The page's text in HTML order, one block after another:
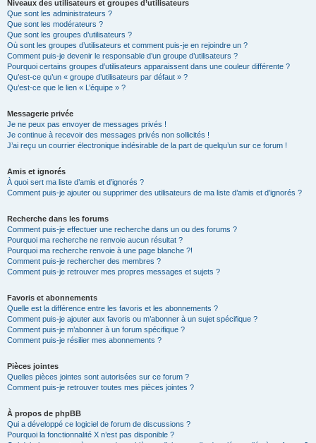
Niveaux des utilisateurs et groupes d’utilisateurs
Que sont les administrateurs ?
Que sont les modérateurs ?
Que sont les groupes d’utilisateurs ?
Où sont les groupes d’utilisateurs et comment puis-je en rejoindre un ?
Comment puis-je devenir le responsable d’un groupe d’utilisateurs ?
Pourquoi certains groupes d’utilisateurs apparaissent dans une couleur différente ?
Qu’est-ce qu’un « groupe d’utilisateurs par défaut » ?
Qu’est-ce que le lien « L’équipe » ?
Messagerie privée
Je ne peux pas envoyer de messages privés !
Je continue à recevoir des messages privés non sollicités !
J’ai reçu un courrier électronique indésirable de la part de quelqu’un sur ce forum !
Amis et ignorés
À quoi sert ma liste d’amis et d’ignorés ?
Comment puis-je ajouter ou supprimer des utilisateurs de ma liste d’amis et d’ignorés ?
Recherche dans les forums
Comment puis-je effectuer une recherche dans un ou des forums ?
Pourquoi ma recherche ne renvoie aucun résultat ?
Pourquoi ma recherche renvoie à une page blanche ?!
Comment puis-je rechercher des membres ?
Comment puis-je retrouver mes propres messages et sujets ?
Favoris et abonnements
Quelle est la différence entre les favoris et les abonnements ?
Comment puis-je ajouter aux favoris ou m’abonner à un sujet spécifique ?
Comment puis-je m’abonner à un forum spécifique ?
Comment puis-je résilier mes abonnements ?
Pièces jointes
Quelles pièces jointes sont autorisées sur ce forum ?
Comment puis-je retrouver toutes mes pièces jointes ?
À propos de phpBB
Qui a développé ce logiciel de forum de discussions ?
Pourquoi la fonctionnalité X n’est pas disponible ?